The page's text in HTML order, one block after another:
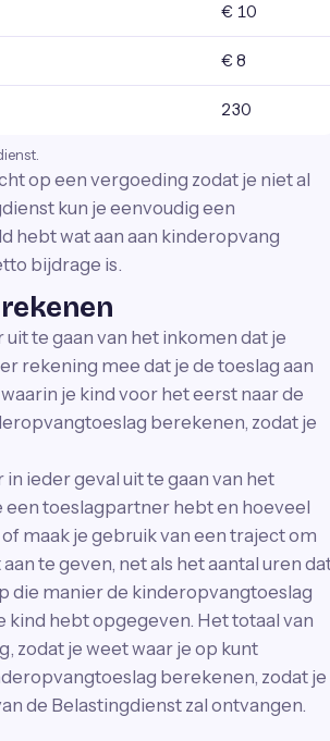
€ 10
€ 8
230
op een vergoeding zodat je niet al
kun je eenvoudig een
hebt wat aan aan kinderopvang
bijdrage is.
te gaan van het inkomen dat je
rekening mee dat je de toeslag aan
je kind voor het eerst naar de
berekenen, zodat je
ieder geval uit te gaan van het
een toeslagpartner hebt en hoeveel
maak je gebruik van een traject om
te geven, net als het aantal uren
die manier de kinderopvangtoeslag
kind hebt opgegeven. Het totaal van
zodat je weet waar je op kunt
berekenen, zodat je
de Belastingdienst zal ontvangen.